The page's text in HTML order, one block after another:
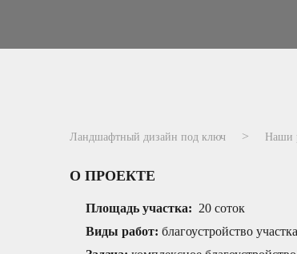
Ландшафтный дизайн под ключ Наши
О ПРОЕКТЕ
Площадь участка: 20 соток
Виды работ: благоустройство